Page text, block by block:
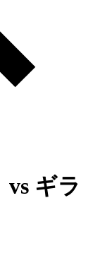
vs ギラ